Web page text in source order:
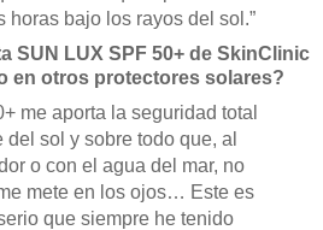
horas bajo los rayos del sol.”
SUN LUX SPF 50+ de SkinClinic
en otros protectores solares?
me aporta la seguridad total
sol y sobre todo que, al
o con el agua del mar, no
mete en los ojos… Este es
que siempre he tenido